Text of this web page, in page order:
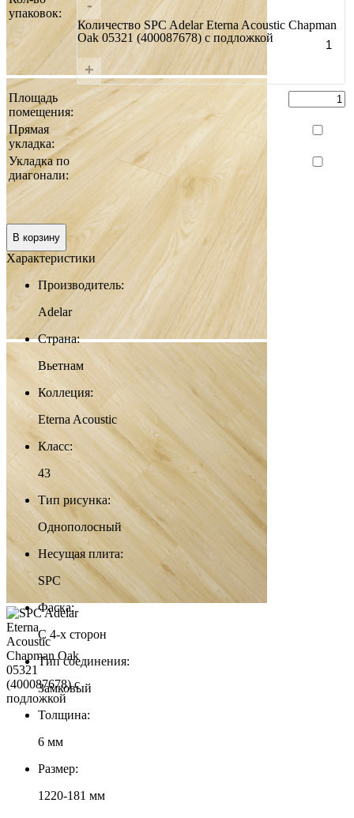
упаковок:
-
Количество SPC Adelar Eterna Acoustic Chapman
Oak 05321 (400087678) с подложкой
+
Площадь
помещения:
Прямая
укладка:
Укладка по
диагонали:
Итого:
0 руб.
В корзину
Характеристики
Производитель:
Adelar
Страна:
Вьетнам
Коллеция:
Eterna Acoustic
Класс:
43
Тип рисунка:
Однополосный
Несущая плита:
SPC
Фаска:
С 4-х сторон
Тип соединения:
Замковый
Толщина:
6 мм
Размер:
1220-181 мм